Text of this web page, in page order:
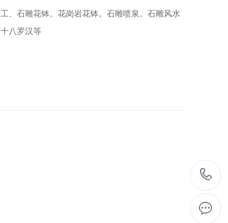
、石雕花钵。花岗岩花钵。石雕喷泉。石雕风水
八罗汉等